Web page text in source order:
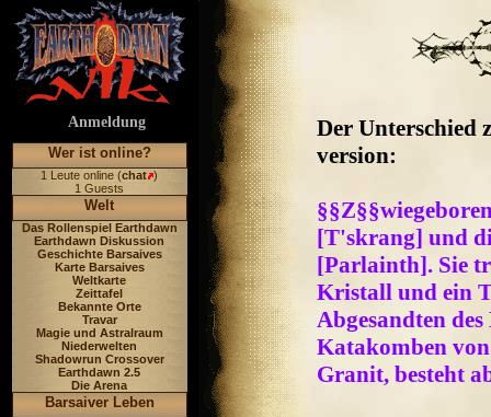
Anmeldung
Wer ist online?
1 Leute online (chat )
1 Guests
Welt
Das Rollenspiel Earthdawn
Earthdawn Diskussion
Geschichte Barsaives
Karte Barsaives
Weltkarte
Zeittafel
Bekannte Orte
Travar
Magie und Astralraum
Niederwelten
Shadowrun Crossover
Earthdawn 2.5
Die Arena
Barsaiver Leben
Der Unterschied
version:
[T'skrang] und
[Parlainth]. Sie
Kristall und ein
Abgesandten
Katakomben
Granit, besteht